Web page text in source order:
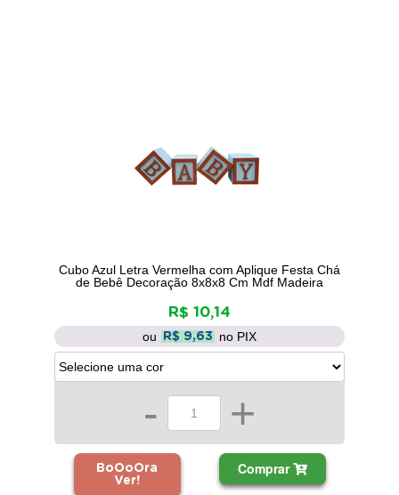
Cubo Azul Letra Vermelha com Aplique Festa Chá
de Bebê Decoração 8x8x8 Cm Mdf Madeira
R$ 10,14
ou R$ 9,63 no PIX
- +
BoOoOra
Ver!
Comprar